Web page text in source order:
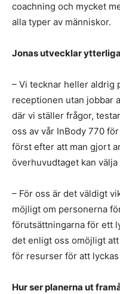
coachning och mycket
alla typer av människor.
Jonas utvecklar
– Vi tecknar heller aldrig
receptionen utan jobbar
där vi ställer frågor,
oss av vår InBody 770
först efter att man gjort
överhuvudtaget kan
– För oss är det väldigt
möjligt om personerna
förutsättningarna för ett
det enligt oss omöjligt
för resurser för att
Hur ser planerna ut